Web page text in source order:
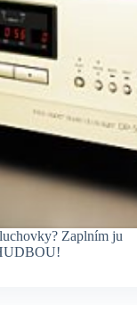
Zaplním ju